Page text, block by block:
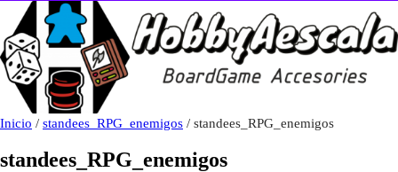
Inicio / standees_RPG_enemigos / standees_RPG_enemigos
standees_RPG_enemigos